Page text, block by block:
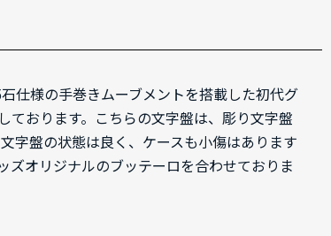
仕様の手巻きムーブメントを搭載した初代グ
ております。こちらの文字盤は、彫り文字盤
字盤の状態は良く、ケースも小傷はあります
ズオリジナルのブッテーロを合わせておりま